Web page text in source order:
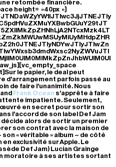
retombée financière.
height= »40px »]
le papier, le deal peut
d’arrangement parfois passé au
de faire l’unanimité. Nous
Frank Ocean s’apprête à faire
impatiente. Seulement,
en secret pour sortir son
l’accord de son label Def Jam
décide alors de sortir un premier
son contrat avec la maison de
« véritable » album – de côté
exclusivité sur Apple. Le
Def Jam) Lucian Grainge
moratoire à ses artistes sortant